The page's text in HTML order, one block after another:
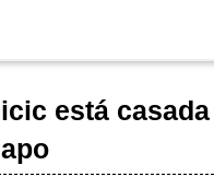
está